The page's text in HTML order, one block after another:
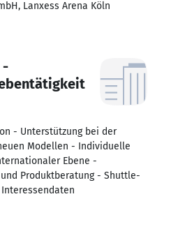
Lanxess Arena Köln
-
- Unterstützung bei der
Modellen - Individuelle
Ebene -
Produktberatung - Shuttle-